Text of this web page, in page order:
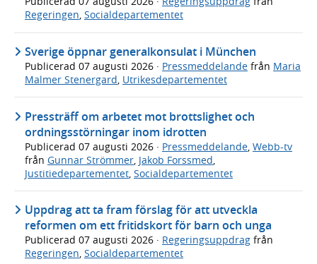
Regeringen, Socialdepartementet
Sverige öppnar generalkonsulat i München
Publicerad 07 augusti 2026 · Pressmeddelande från Maria
Malmer Stenergard, Utrikesdepartementet
Pressträff om arbetet mot brottslighet och
ordningsstörningar inom idrotten
Publicerad 07 augusti 2026 · Pressmeddelande Webb-tv
från Gunnar Strömmer Jakob Forssmed
Justitiedepartementet Socialdepartementet
Uppdrag att ta fram förslag för att utveckla
reformen om ett fritidskort för barn och unga
Publicerad 07 augusti 2026 · Regeringsuppdrag från
Regeringen, Socialdepartementet